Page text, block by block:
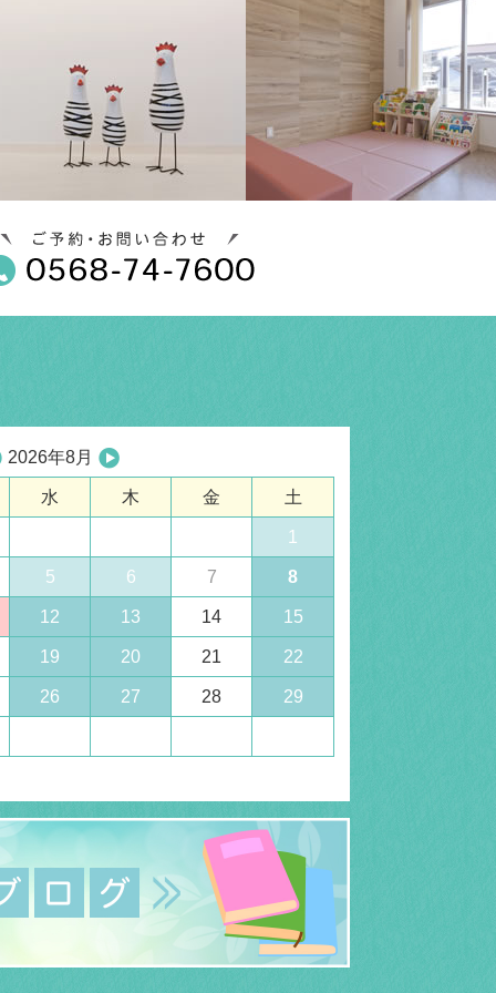
2026年8月
水 木 金 土
1
5 6 7 8
12 13 14 15
19 20 21 22
26 27 28 29